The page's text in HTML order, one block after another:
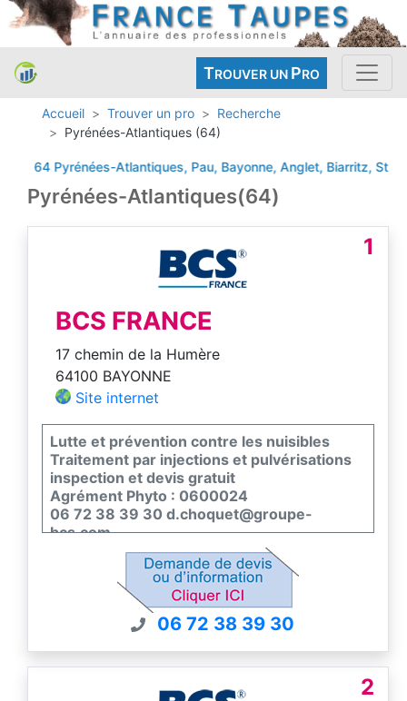
TROUVER UN PRO
Accueil Trouver un pro
Recherche
Pyrénées-Atlantiques (64)
64 Pyrénées-Atlantiques, Pau, Bayonne, Anglet, Biarritz, St-
Pyrénées-Atlantiques(64)
1
BCS FRANCE
17 chemin de la Humère
64100 BAYONNE
Site internet
Lutte et prévention contre les nuisibles
Traitement par injections et pulvérisations
inspection et devis gratuit
Agrément Phyto : 0600024
06 72 38 39 30 d.choquet@groupe-
bcs.com
06 72 38 39 30
2